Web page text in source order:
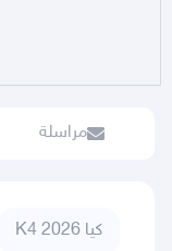
مراسلة
كيا K4 2026